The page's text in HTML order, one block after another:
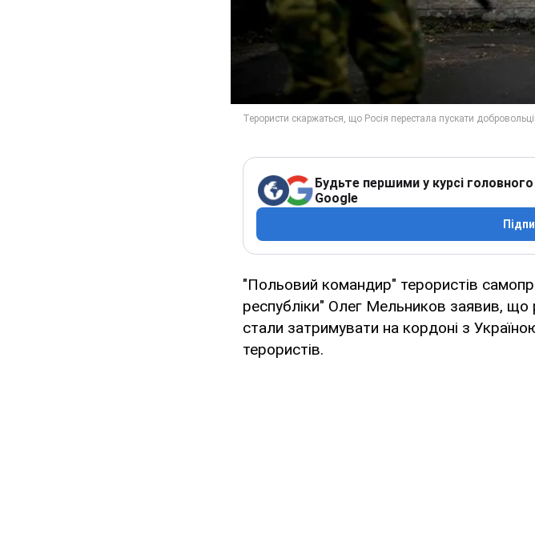
Будьте першими у курсі
Google
"Польовий командир" терористів
республіки" Олег Мельников заявив, що
стали затримувати на кордоні з
терористів.